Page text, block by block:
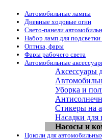
Автомобильные лампы
Дневные ходовые огни
Свето-панели
Набор ламп для
Оптика, фары
Фары рабочего света
Автомобильные
Аксессуары
Уборка и
Стикеры на
Насадки
Насосы и
Цоколи для